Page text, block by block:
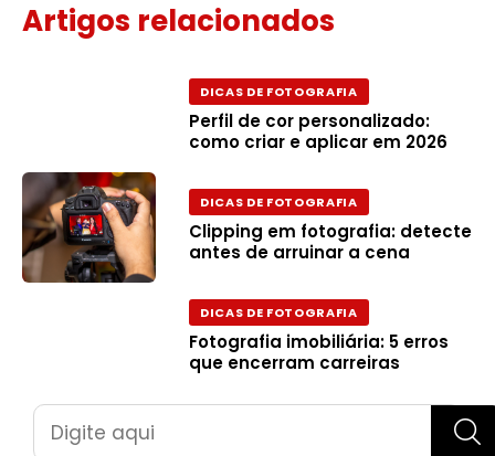
Artigos relacionados
DICAS DE FOTOGRAFIA
Perfil de cor personalizado:
como criar e aplicar em 2026
DICAS DE FOTOGRAFIA
Clipping em fotografia: detecte
antes de arruinar a cena
DICAS DE FOTOGRAFIA
Fotografia imobiliária: 5 erros
que encerram carreiras
Pesquisar